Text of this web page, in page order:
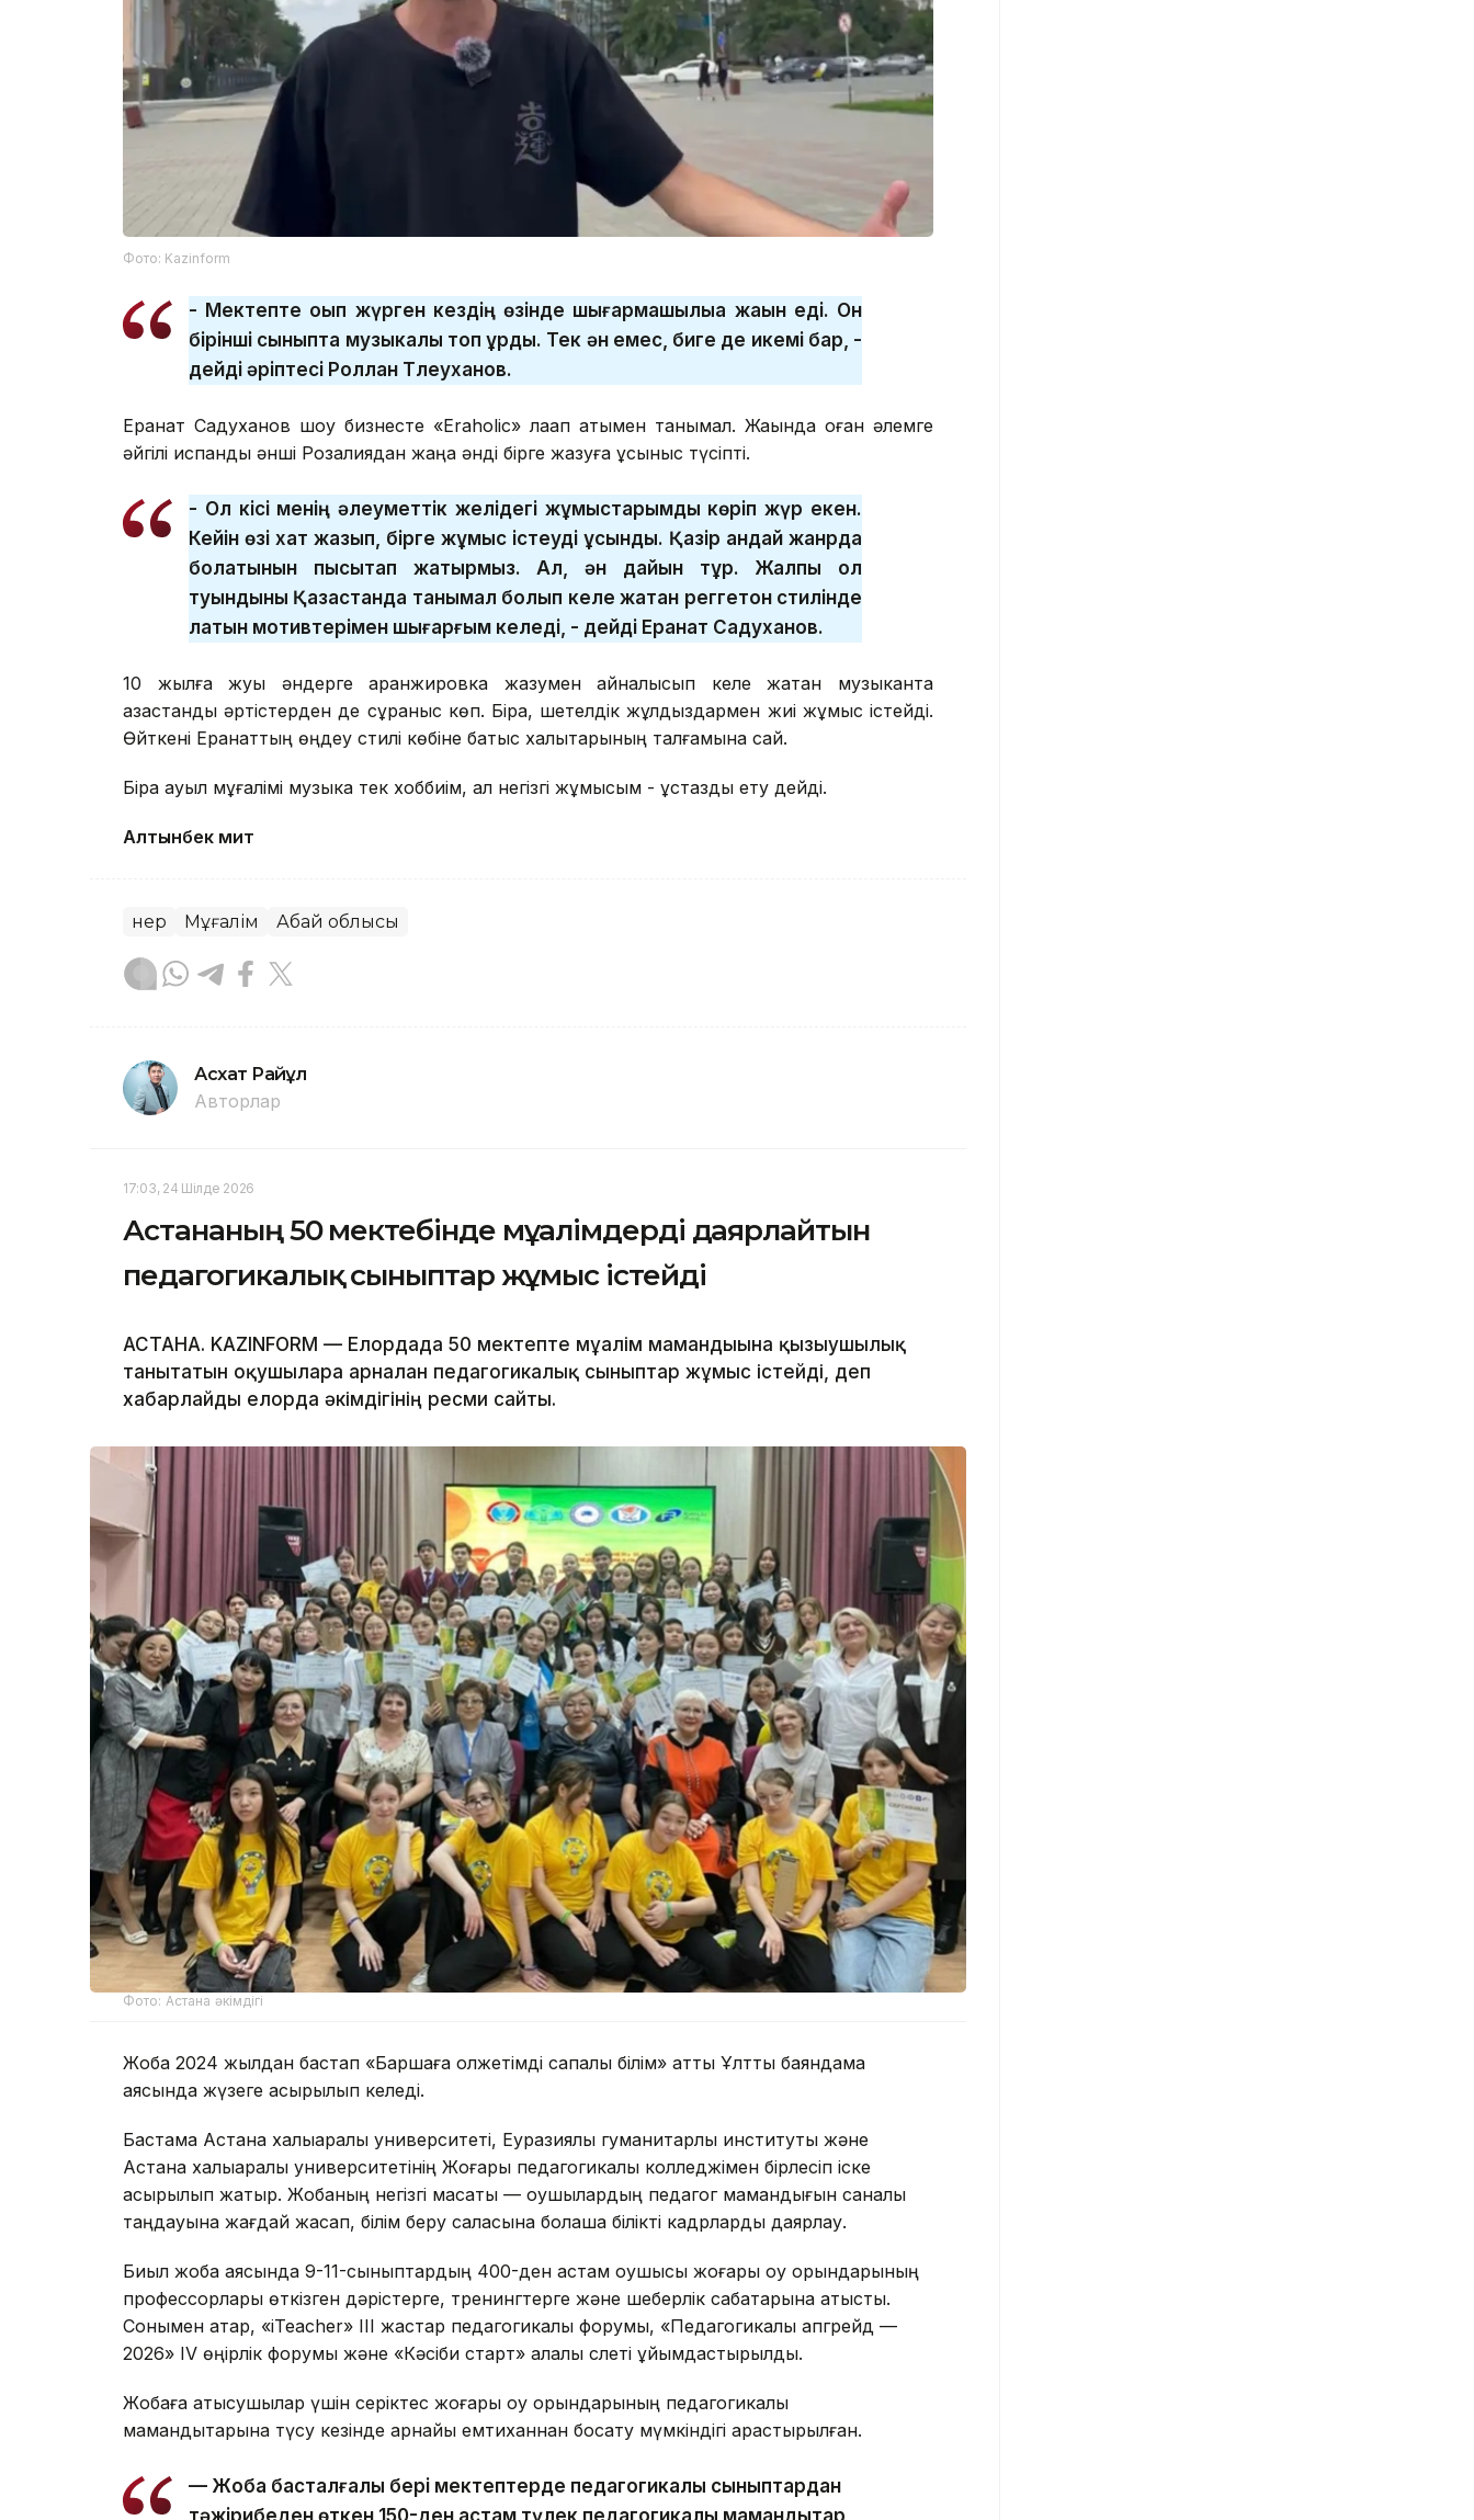
Фото: Kazinform
- Мектепте оқып жүрген кездің өзінде шығармашылыққа жақын еді. Он
бірінші сыныпта музыкалық топ құрды. Тек ән емес, биге де икемі бар, -
дейді әріптесі Роллан Тлеуханов.
Ерқанат Сaдуханов шоу бизнесте «Eraholic» лақап атымен танымал. Жақында оған әлемге
әйгілі испандық әнші Розалиядан жаңа әнді бірге жазуға ұсыныс түсіпті.
- Ол кісі менің әлеуметтік желідегі жұмыстарымды көріп жүр екен.
Кейін өзі хат жазып, бірге жұмыс істеуді ұсынды. Қазір қандай жанрда
болатынын пысықтап жатырмыз. Ал, ән дайын тұр. Жалпы ол
туындыны Қазақстанда танымал болып келе жатқан реггетон стилінде
латын мотивтерімен шығарғым келеді, - дейді Ерқанат Садуханов.
10 жылға жуық әндерге аранжировка жазумен айналысып келе жатқан музыкантқа
қазақстандық әртістерден де сұраныс көп. Бірақ, шетелдік жұлдыздармен жиі жұмыс істейді.
Өйткені Ерқанаттың өңдеу стилі көбіне батыс халықтарының талғамына сай.
Бірақ ауыл мұғалімі музыка тек хоббиім, ал негізгі жұмысым - ұстаздық ету дейді.
Алтынбек Әмит
Өнер Мұғалім Абай облысы
Асхат Райқұл
Авторлар
17:03, 24 Шілде 2026
Астананың 50 мектебінде мұғалімдерді даярлайтын
педагогикалық сыныптар жұмыс істейді
АСТАНА. KAZINFORM — Елордада 50 мектепте мұғалім мамандығына қызығушылық
танытатын оқушыларға арналған педагогикалық сыныптар жұмыс істейді, деп
хабарлайды елорда әкімдігінің ресми сайты.
Фото: Астана әкімдігі
Жоба 2024 жылдан бастап «Баршаға қолжетімді сапалы білім» атты Ұлттық баяндама
аясында жүзеге асырылып келеді.
Бастама Астана халықаралық университеті, Еуразиялық гуманитарлық институты және
Астана халықаралық университетінің Жоғары педагогикалық колледжімен бірлесіп іске
асырылып жатыр. Жобаның негізгі мақсаты — оқушылардың педагог мамандығын саналы
таңдауына жағдай жасап, білім беру саласына болашақ білікті кадрларды даярлау.
Биыл жоба аясында 9-11-сыныптардың 400-ден астам оқушысы жоғары оқу орындарының
профессорлары өткізген дәрістерге, тренингтерге және шеберлік сабақтарына қатысты.
Сонымен қатар, «iTeacher» ІІІ жастар педагогикалық форумы, «Педагогикалық апгрейд —
2026» IV өңірлік форумы және «Кәсіби старт» қалалық слеті ұйымдастырылды.
Жобаға қатысушылар үшін серіктес жоғары оқу орындарының педагогикалық
мамандықтарына түсу кезінде арнайы емтиханнан босату мүмкіндігі қарастырылған.
— Жоба басталғалы бері мектептерде педагогикалық сыныптардан